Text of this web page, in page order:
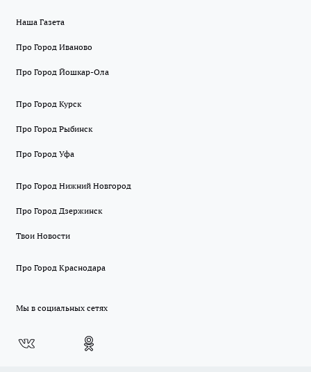
Наша Газета
Про Город Иваново
Про Город Йошкар-Ола
Про Город Курск
Про Город Рыбинск
Про Город Уфа
Про Город Нижний Новгород
Про Город Дзержинск
Твои Новости
Про Город Краснодара
Мы в социальных сетях